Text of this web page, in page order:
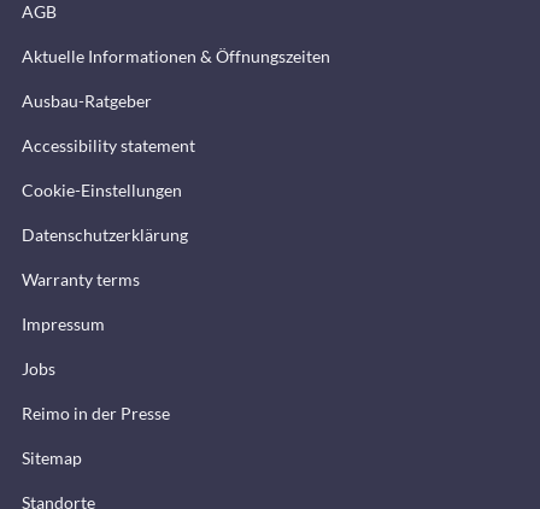
AGB
Aktuelle Informationen & Öffnungszeiten
Ausbau-Ratgeber
Accessibility statement
Cookie-Einstellungen
Datenschutzerklärung
Warranty terms
Impressum
Jobs
Reimo in der Presse
Sitemap
Standorte